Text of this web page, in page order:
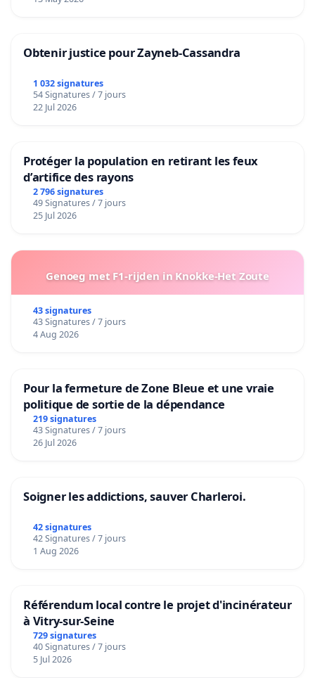
Obtenir justice pour Zayneb-Cassandra
1 032 signatures
54 Signatures / 7 jours
22 Jul 2026
Protéger la population en retirant les feux
d’artifice des rayons
2 796 signatures
49 Signatures / 7 jours
25 Jul 2026
Genoeg met F1-rijden in Knokke-Het Zoute
43 signatures
43 Signatures / 7 jours
4 Aug 2026
Pour la fermeture de Zone Bleue et une vraie
politique de sortie de la dépendance
219 signatures
43 Signatures / 7 jours
26 Jul 2026
Soigner les addictions, sauver Charleroi.
42 signatures
42 Signatures / 7 jours
1 Aug 2026
Référendum local contre le projet d'incinérateur
à Vitry-sur-Seine
729 signatures
40 Signatures / 7 jours
5 Jul 2026